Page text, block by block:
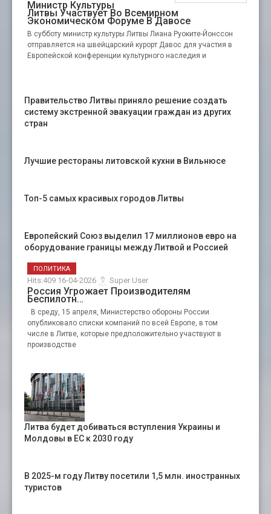
Министр Культуры
Литвы Участвует Во Всемирном
Экономическом Форуме В Давосе
В субботу министр культуры Литвы Лиана Руоките-Йонссон
отправляется на швейцарский курорт Давос для участия в
Европейской конференции культурного наследия и
Правительство Литвы приняло решение создать
систему экстренной эвакуации граждан из других
стран
Лучшие рестораны литовской кухни в Вильнюсе
Топ-5 самых красивых городов Литвы
Европейский Союз выделил 17 миллионов евро на
оборудование границы между Литвой и Россией
Hits:409 16-04-2026
ПОЛИТИКА
Super User
Россия Угрожает Производителям
Беспилотн…
В среду, 15 апреля, Министерство обороны России
опубликовало списки компаний по всей Европе, в том
числе в Литве, которые предположительно участвуют в
производстве
Литва будет добиваться вступления Украины и
Молдовы в ЕС к 2030 году
В 2025-м году Литву посетили 1,5 млн. иностранных
туристов